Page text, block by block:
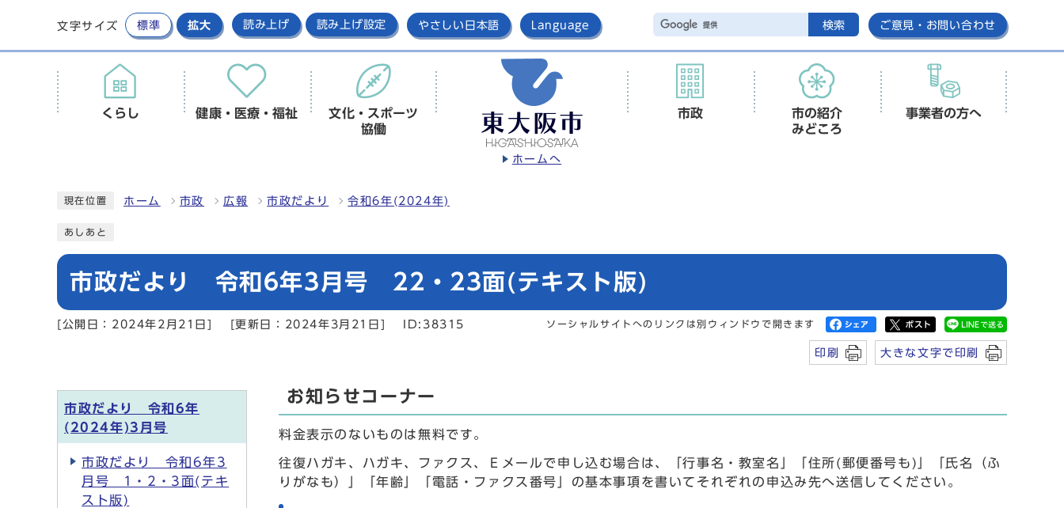
文字サイズ 標準 拡大 読み上げ 読み上げ設定 やさしい日本語 Language 検索 ご意見・お問い合わせ
ホームへ
くらし 健康・医療・福祉
文化・スポーツ
協働
市政
市の紹介
みどころ
事業者の方へ
現在位置 ホーム 市政 広報 市政だより 令和6年(2024年)
あしあと
市政だより 令和6年3月号 22・23面(テキスト版)
[公開日：2024年2月21日] [更新日：2024年3月21日] ID:38315 ソーシャルサイトへのリンクは別ウィンドウで開きます
印刷 大きな文字で印刷
お知らせコーナー
料金表示のないものは無料です。
往復ハガキ、ハガキ、ファクス、Ｅメールで申し込む場合は、「行事名・教室名」「住所(郵便番号も)」「氏名（ふ
りがなも）」「年齢」「電話・ファクス番号」の基本事項を書いてそれぞれの申込み先へ送信してください。
市政だより 令和6年
(2024年)3月号
市政だより 令和6年3
月号 1・2・3面(テキ
スト版)